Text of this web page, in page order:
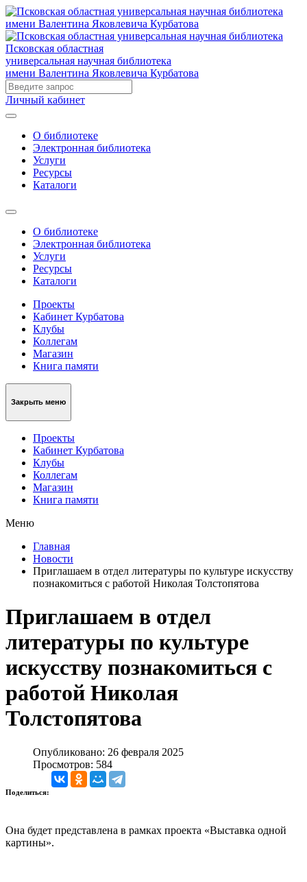
Псковская областная
универсальная научная библиотека
имени Валентина Яковлевича Курбатова
Личный кабинет
О библиотеке
Электронная библиотека
Услуги
Ресурсы
Каталоги
О библиотеке
Электронная библиотека
Услуги
Ресурсы
Каталоги
Проекты
Кабинет Курбатова
Клубы
Коллегам
Магазин
Книга памяти
Закрыть меню
Проекты
Кабинет Курбатова
Клубы
Коллегам
Магазин
Книга памяти
Меню
Главная
Новости
Приглашаем в отдел литературы по культуре искусству
познакомиться с работой Николая Толстопятова
Приглашаем в отдел
литературы по культуре
искусству познакомиться с
работой Николая
Толстопятова
Опубликовано: 26 февраля 2025
Просмотров: 584
Поделиться:
Она будет представлена в рамках проекта «Выставка одной
картины».